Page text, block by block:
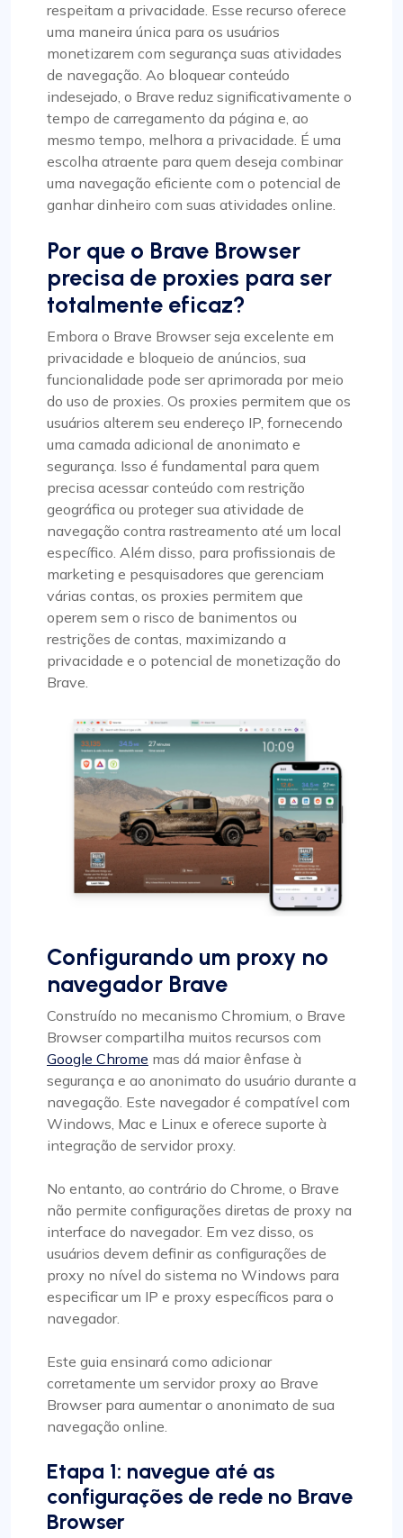
respeitam a privacidade. Esse recurso oferece
uma maneira única para os usuários
monetizarem com segurança suas atividades
de navegação. Ao bloquear conteúdo
indesejado, o Brave reduz significativamente o
tempo de carregamento da página e, ao
mesmo tempo, melhora a privacidade. É uma
escolha atraente para quem deseja combinar
uma navegação eficiente com o potencial de
ganhar dinheiro com suas atividades online.
Por que o Brave Browser
precisa de proxies para ser
totalmente eficaz?
Embora o Brave Browser seja excelente em
privacidade e bloqueio de anúncios, sua
funcionalidade pode ser aprimorada por meio
do uso de proxies. Os proxies permitem que os
usuários alterem seu endereço IP, fornecendo
uma camada adicional de anonimato e
segurança. Isso é fundamental para quem
precisa acessar conteúdo com restrição
geográfica ou proteger sua atividade de
navegação contra rastreamento até um local
específico. Além disso, para profissionais de
marketing e pesquisadores que gerenciam
várias contas, os proxies permitem que
operem sem o risco de banimentos ou
restrições de contas, maximizando a
privacidade e o potencial de monetização do
Brave.
Configurando um proxy no
navegador Brave
Construído no mecanismo Chromium, o Brave
Browser compartilha muitos recursos com
Google Chrome mas dá maior ênfase à
segurança e ao anonimato do usuário durante a
navegação. Este navegador é compatível com
Windows, Mac e Linux e oferece suporte à
integração de servidor proxy.
No entanto, ao contrário do Chrome, o Brave
não permite configurações diretas de proxy na
interface do navegador. Em vez disso, os
usuários devem definir as configurações de
proxy no nível do sistema no Windows para
especificar um IP e proxy específicos para o
navegador.
Este guia ensinará como adicionar
corretamente um servidor proxy ao Brave
Browser para aumentar o anonimato de sua
navegação online.
Etapa 1: navegue até as
configurações de rede no Brave
Browser